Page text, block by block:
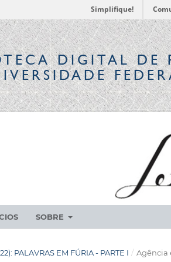
Simplifique!
DIGITALDE
SOBRE
PALAVRAS EM FÚRIA - PARTE I / Agência